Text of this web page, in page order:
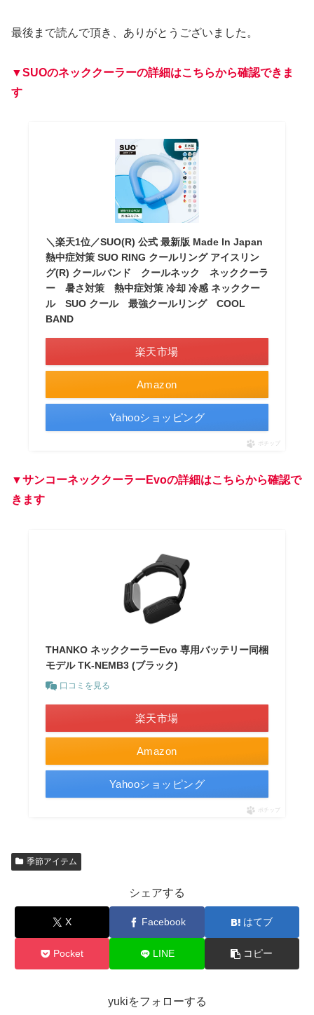
最後まで読んで頂き、ありがとうございました。
▼SUOのネッククーラーの詳細はこちらから確認できま
す
＼楽天1位／SUO(R) 公式 最新版 Made ln Japan
熱中症対策 SUO RING クールリング アイスリン
グ(R) クールバンド クールネック ネッククーラ
ー 暑さ対策 熱中症対策 冷却 冷感 ネッククー
ル SUO クール 最強クールリング COOL
BAND
Amazon
楽天市場
Yahooショッピング
ポチップ
▼サンコーネッククーラーEvoの詳細はこちらから確認で
きます
THANKO ネッククーラーEvo 専用バッテリー同梱
モデル TK-NEMB3 (ブラック)
口コミを見る
Amazon
楽天市場
Yahooショッピング
ポチップ
季節アイテム
シェアする
X Facebook はてブ
Pocket LINE コピー
yukiをフォローする